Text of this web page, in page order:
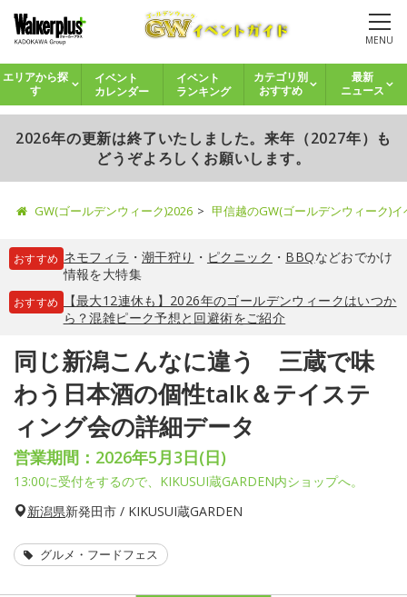
MENU
エリアから探
す
イベント
カレンダー
イベント
ランキング
カテゴリ別
おすすめ
最新
ニュース
2026年の更新は終了いたしました。来年（2027年）も
どうぞよろしくお願いします。
GW(ゴールデンウィーク)2026 甲信越のGW(ゴールデンウィーク)
おすすめ ネモフィラ ・ 潮干狩り ・ ピクニック ・ BBQなどおでかけ
情報を大特集
おすすめ
【最大12連休も】2026年のゴールデンウィークはいつか
ら？混雑ピーク予想と回避術をご紹介
同じ新潟こんなに違う 三蔵で味
わう日本酒の個性talk＆テイステ
ィング会の詳細データ
営業期間：2026年5月3日(日)
13:00に受付をするので、KIKUSUI蔵GARDEN内ショップへ。
新潟県新発田市 / KIKUSUI蔵GARDEN
グルメ・フードフェス